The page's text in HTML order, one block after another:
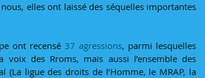
elles ont laissé des séquelles importantes
ont recensé 37 agressions, parmi lesquelles
des Rroms, mais aussi l’ensemble des
(La ligue des droits de l’Homme, le MRAP, la